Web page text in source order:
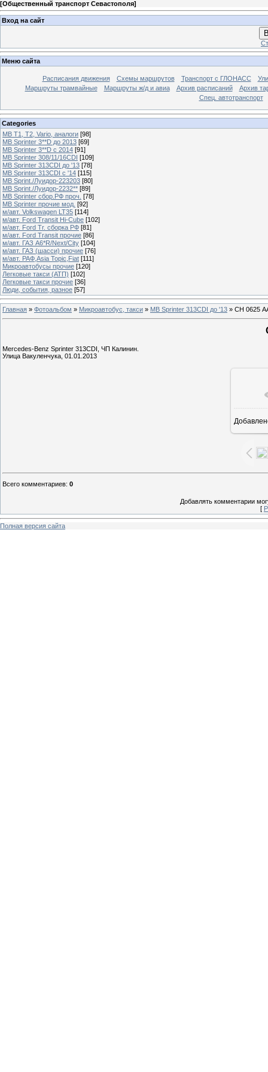
[Общественный транспорт Севастополя]
Вход на сайт
Меню сайта
Расписания движения Схемы маршрутов Транспорт с ГЛОНАСС
Маршруты трамвайные
Маршруты ж/д и авиа Архив расписаний
Архив
Спец. автотранспорт
Categories
MB T1, T2, Vario, аналоги [98]
MB Sprinter 3**D до 2013 [69]
MB Sprinter 3**D с 2014 [91]
MB Sprinter 308/11/16CDI [109]
MB Sprinter 313CDI до '13 [78]
MB Sprinter 313CDI с '14 [115]
MB Sprint./Луидор-223203 [80]
MB Sprint./Луидор-2232** [89]
MB Sprinter сбор.РФ проч. [78]
MB Sprinter прочие мод. [92]
м/авт. Volkswagen LT35 [114]
м/авт. Ford Transit Hi-Cube [102]
м/авт. Ford Tr. сборка РФ [81]
м/авт. Ford Transit прочие [86]
м/авт. ГАЗ A6*R/Next/City [104]
м/авт. ГАЗ (шасси) прочие [76]
м/авт. РАФ,Asia Topic,Fiat [111]
Микроавтобусы прочие [120]
Легковые такси (АТП) [102]
Легковые такси прочие [36]
Люди, события, разное [57]
Главная » Фотоальбом » Микроавтобус, такси » MB Sprinter 313CDI до '13 » СН 0625
Mercedes-Benz Sprinter 313CDI, ЧП Калинин.
Улица Вакуленчука, 01.01.2013
Всего комментариев: 0
Добавлять комментарии
[
Полная версия сайта